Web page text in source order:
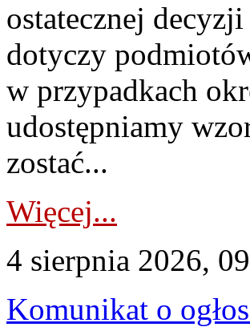
ostatecznej
dotyczy
w przypadkach
udostępniamy
zostać...
Więcej...
4 sierpnia 2026,
Komunikat o